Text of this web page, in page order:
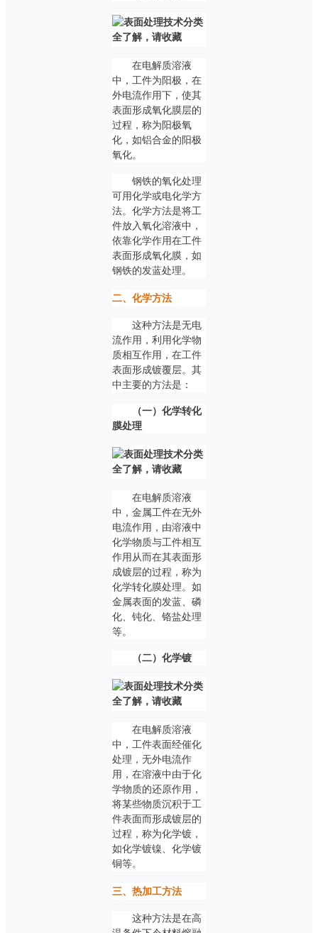
在电解质溶液
中，工件为阳极，在
外电流作用下，使其
表面形成氧化膜层的
过程，称为阳极氧
化，如铝合金的阳极
氧化。
钢铁的氧化处理
可用化学或电化学方
法。化学方法是将工
件放入氧化溶液中，
依靠化学作用在工件
表面形成氧化膜，如
钢铁的发蓝处理。
二、化学方法
这种方法是无电
流作用，利用化学物
质相互作用，在工件
表面形成镀覆层。其
中主要的方法是：
（一）化学转化
膜处理
在电解质溶液
中，金属工件在无外
电流作用，由溶液中
化学物质与工件相互
作用从而在其表面形
成镀层的过程，称为
化学转化膜处理。如
金属表面的发蓝、磷
化、钝化、铬盐处理
等。
（二）化学镀
在电解质溶液
中，工件表面经催化
处理，无外电流作
用，在溶液中由于化
学物质的还原作用，
将某些物质沉积于工
件表面而形成镀层的
过程，称为化学镀，
如化学镀镍、化学镀
铜等。
三、热加工方法
这种方法是在高